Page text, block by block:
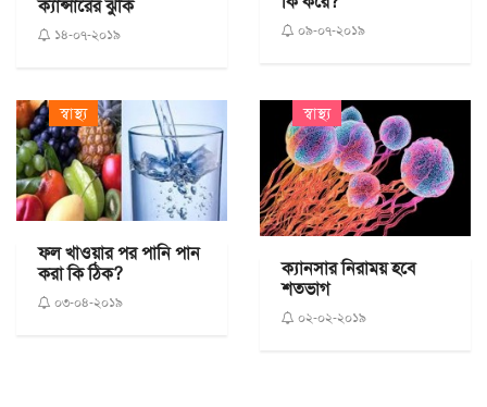
ক্যান্সারের ঝুঁকি
১৪-০৭-২০১৯ ০৯-০৭-২০১৯
স্বাস্থ্য
ফল খাওয়ার পর পানি পান
করা কি ঠিক?
০৩-০৪-২০১৯
স্বাস্থ্য
ক্যানসার নিরাময় হবে
শতভাগ
০২-০২-২০১৯